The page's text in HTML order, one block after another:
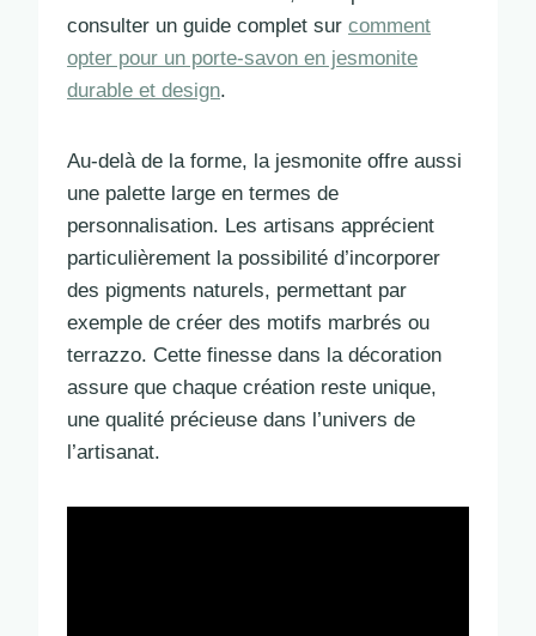
consulter un guide complet sur comment
opter pour un porte-savon en jesmonite
durable et design.
Au-delà de la forme, la jesmonite offre aussi
une palette large en termes de
personnalisation. Les artisans apprécient
particulièrement la possibilité d’incorporer
des pigments naturels, permettant par
exemple de créer des motifs marbrés ou
terrazzo. Cette finesse dans la décoration
assure que chaque création reste unique,
une qualité précieuse dans l’univers de
l’artisanat.